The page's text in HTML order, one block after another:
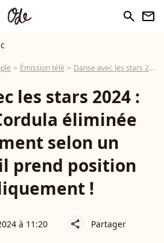
search newsletter
Émission télé Danse avec les stars 2026
les stars 2024 :
éliminée
selon un
prend position
!
à 11:20 share Partager